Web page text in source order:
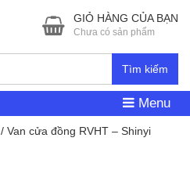
Tìm kiếm
GIỎ HÀNG CỦA BẠN
Chưa có sản phẩm
Menu
/ Van cửa đồng RVHT – Shinyi